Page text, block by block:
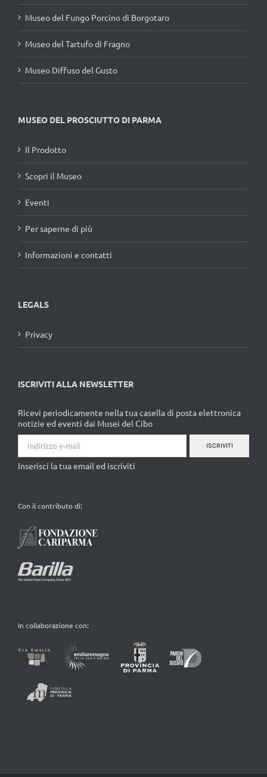
Museo del Fungo Porcino di Borgotaro
Museo del Tartufo di Fragno
Museo Diffuso del Gusto
MUSEO DEL PROSCIUTTO DI PARMA
Il Prodotto
Scopri il Museo
Eventi
Per saperne di più
Informazioni e contatti
LEGALS
Privacy
ISCRIVITI ALLA NEWSLETTER
Ricevi periodicamente nella tua casella di posta elettronica
notizie ed eventi dai Musei del Cibo
ISCRIVITI
Inserisci la tua email ed iscriviti
Con il contributo di:
In collaborazione con: